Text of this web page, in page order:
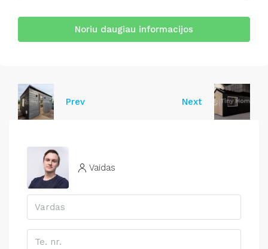
Noriu daugiau informacijos
Prev Next
Vaidas